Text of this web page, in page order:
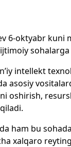
6-oktyabr
intellekt
asosiy
oshirish,
ham bu
xalqaro